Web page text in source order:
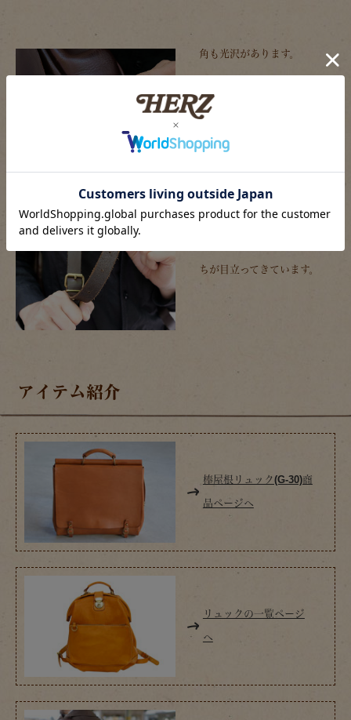
角も光沢があります。
使い込んでいるので、ストラ
ちが目立ってきています。
アイテム紹介
棒屋根リュック(G-30)商
品ページへ
リュックの一覧ページ
へ